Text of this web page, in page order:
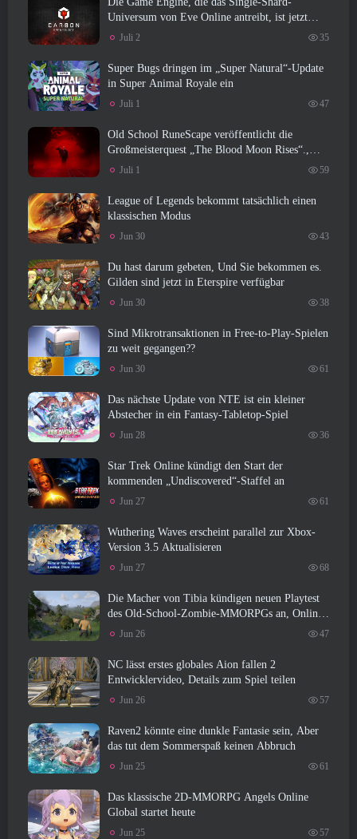
Universum von Eve Online antreibt, ist jetzt
Open Source
Juli 2 35
Super Bugs dringen im „Super Natural“-Update
in Super Animal Royale ein
Juli 1 47
Old School RuneScape veröffentlicht die
Großmeisterquest „The Blood Moon Rises“.,
Eine 20-jährige Questreihe geht zu Ende
Juli 1 59
League of Legends bekommt tatsächlich einen
klassischen Modus
Jun 30 43
Du hast darum gebeten, Und Sie bekommen es.
Gilden sind jetzt in Eterspire verfügbar
Jun 30 38
Sind Mikrotransaktionen in Free-to-Play-Spielen
zu weit gegangen??
Jun 30 61
Das nächste Update von NTE ist ein kleiner
Abstecher in ein Fantasy-Tabletop-Spiel
Jun 28 36
Star Trek Online kündigt den Start der
kommenden „Undiscovered“-Staffel an
Jun 27 61
Wuthering Waves erscheint parallel zur Xbox-
Version 3.5 Aktualisieren
Jun 27 68
Die Macher von Tibia kündigen neuen Playtest
des Old-School-Zombie-MMORPGs an, Online
bestehen bleiben
Jun 26 47
NC lässt erstes globales Aion fallen 2
Entwicklervideo, Details zum Spiel teilen
Jun 26 57
Raven2 könnte eine dunkle Fantasie sein, Aber
das tut dem Sommerspaß keinen Abbruch
Jun 25 61
Das klassische 2D-MMORPG Angels Online
Global startet heute
Jun 25 57